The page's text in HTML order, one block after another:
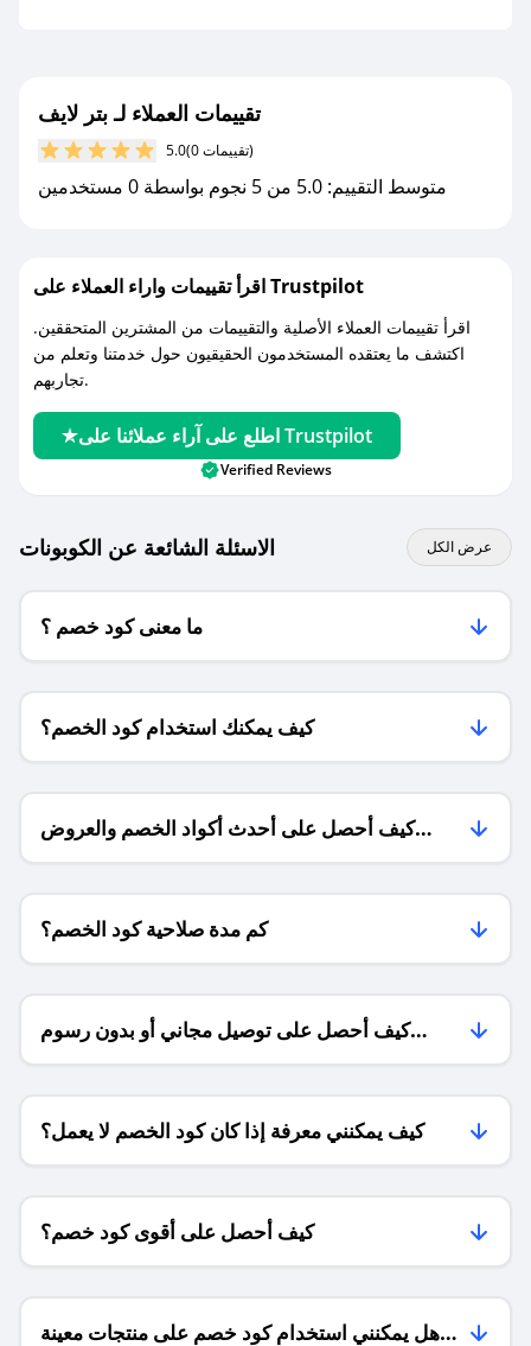
تقييمات العملاء لـ بتر لايف
5.0 (0 تقييمات)
متوسط التقييم: 5.0 من 5 نجوم بواسطة 0 مستخدمين
اقرأ تقييمات واراء العملاء على Trustpilot
اقرأ تقييمات العملاء الأصلية والتقييمات من المشترين المتحققين.
اكتشف ما يعتقده المستخدمون الحقيقيون حول خدمتنا وتعلم من
تجاربهم.
اطلع على آراء عملائنا على Trustpilot
Verified Reviews
الاسئلة الشائعة عن الكوبونات عرض الكل
ما معنى كود خصم ؟
كيف يمكنك استخدام كود الخصم؟
كيف أحصل على أحدث أكواد الخصم والعروض
للمتاجر؟
كم مدة صلاحية كود الخصم؟
كيف أحصل على توصيل مجاني أو بدون رسوم
الشحن ؟
كيف يمكنني معرفة إذا كان كود الخصم لا يعمل؟
كيف أحصل على أقوى كود خصم؟
هل يمكنني استخدام كود خصم على منتجات معينة